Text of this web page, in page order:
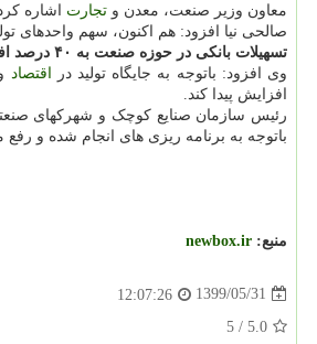
معاون وزیر صنعت، معدن و تجارت اشاره
صالحی نیا افزود: هم اکنون، سهم واحدهای تولیدی و صنعتی کشور از دریافت
تسهیلات بانکی در حوزه صنعت به ۴۰ درصد افزایش یابد
وی افزود: باتوجه به جایگاه تولید در اقتصاد
افزایش پیدا کند.
رئیس سازمان صنایع کوچک و شهرکهای صنعتی
باتوجه به برنامه ریزی های انجام شده و
منبع: newbox.ir
1399/05/31
12:07:26
5.0
/
5